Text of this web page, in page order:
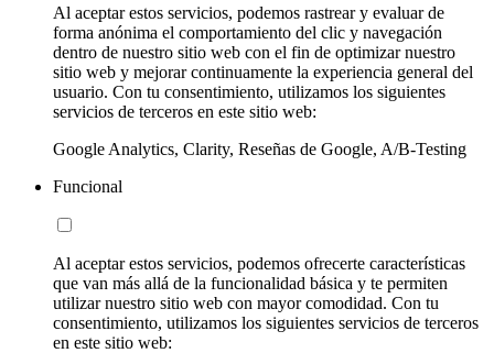
Al aceptar estos servicios, podemos rastrear y evaluar de
forma anónima el comportamiento del clic y navegación
dentro de nuestro sitio web con el fin de optimizar nuestro
sitio web y mejorar continuamente la experiencia general del
usuario. Con tu consentimiento, utilizamos los siguientes
servicios de terceros en este sitio web:
Google Analytics, Clarity, Reseñas de Google, A/B-Testing
Funcional
Al aceptar estos servicios, podemos ofrecerte características
que van más allá de la funcionalidad básica y te permiten
utilizar nuestro sitio web con mayor comodidad. Con tu
consentimiento, utilizamos los siguientes servicios de terceros
en este sitio web: